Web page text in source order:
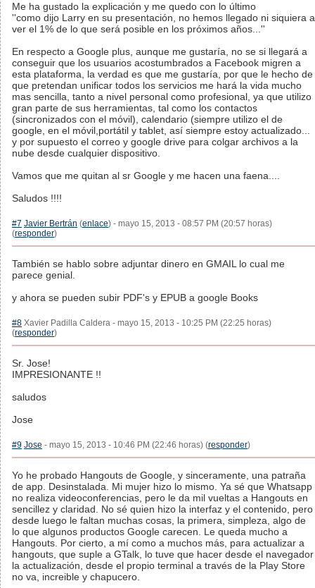
Me ha gustado la explicación y me quedo con lo último
''como dijo Larry en su presentación, no hemos llegado ni siquiera a
ver el 1% de lo que será posible en los próximos años...''
En respecto a Google plus, aunque me gustaría, no se si llegará a
conseguir que los usuarios acostumbrados a Facebook migren a
esta plataforma, la verdad es que me gustaría, por que le hecho de
que pretendan unificar todos los servicios me hará la vida mucho
mas sencilla, tanto a nivel personal como profesional, ya que utilizo
gran parte de sus herramientas, tal como los contactos
(sincronizados con el móvil), calendario (siempre utilizo el de
google, en el móvil,portátil y tablet, así siempre estoy actualizado...
y por supuesto el correo y google drive para colgar archivos a la
nube desde cualquier dispositivo.
Vamos que me quitan al sr Google y me hacen una faena....
Saludos !!!!
#7 Javier Bertrán (enlace) - mayo 15, 2013 - 08:57 PM (20:57 horas)
(responder)
También se hablo sobre adjuntar dinero en GMAIL lo cual me
parece genial.
y ahora se pueden subir PDF's y EPUB a google Books
#8 Xavier Padilla Caldera - mayo 15, 2013 - 10:25 PM (22:25 horas)
(responder)
Sr. Jose!
IMPRESIONANTE !!
saludos
Jose
#9 Jose - mayo 15, 2013 - 10:46 PM (22:46 horas) (responder)
Yo he probado Hangouts de Google, y sinceramente, una patraña
de app. Desinstalada. Mi mujer hizo lo mismo. Ya sé que Whatsapp
no realiza videoconferencias, pero le da mil vueltas a Hangouts en
sencillez y claridad. No sé quien hizo la interfaz y el contenido, pero
desde luego le faltan muchas cosas, la primera, simpleza, algo de
lo que algunos productos Google carecen. Le queda mucho a
Hangouts. Por cierto, a mí como a muchos más, para actualizar a
hangouts, que suple a GTalk, lo tuve que hacer desde el navegador
la actualización, desde el propio terminal a través de la Play Store
no va, increible y chapucero.